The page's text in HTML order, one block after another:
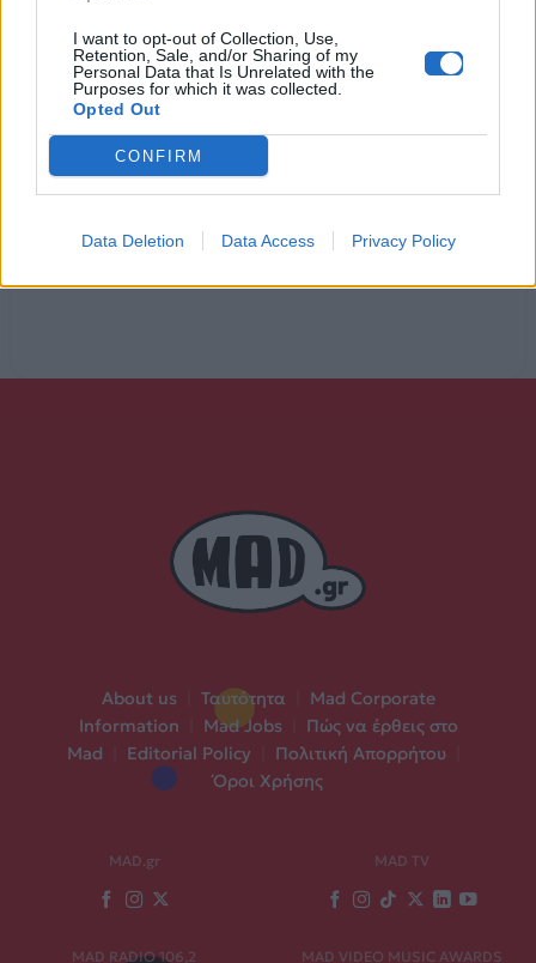
I want to opt-out of Collection, Use,
Retention, Sale, and/or Sharing of my
Personal Data that Is Unrelated with the
Purposes for which it was collected.
Opted Out
CONFIRM
Data Deletion Data Access Privacy Policy
Σαν και μένα καμιά...
Ακούστε στο Spotify
About us Ταυτότητα
Mad Corporate
Information
Mad Jobs
Πώς να έρθεις στο
Mad
Editorial Policy Πολιτική Απορρήτου
Όροι Χρήσης
MAD.gr MAD TV
MAD RADIO 106,2 MAD VIDEO MUSIC AWARDS